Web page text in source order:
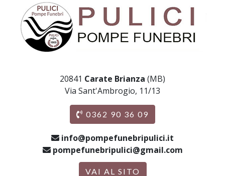
20841 Carate Brianza (MB)
Via Sant'Ambrogio, 11/13
0362 90 36 09
info@pompefunebripulici.it
pompefunebripulici@gmail.com
VAI AL SITO